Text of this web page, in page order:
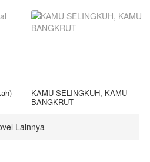
KAMU SELINGKUH, KAMU
BANGKRUT
Lainnya